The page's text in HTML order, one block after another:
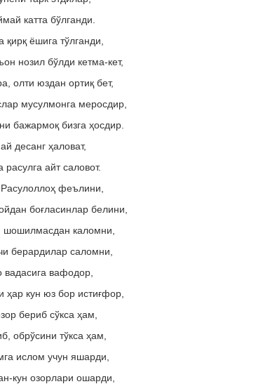
катта бўлганди.
ёшига тўлганди,
нозил бўлди кетма-кет,
олти юздан ортиқ бет,
мусулмонга меросдир,
бажармоқ бизга ҳосдир.
десанг ҳаловат,
айт саловот.
феълини,
боғласинлар белини,
шошилмасдан каломни,
берардилар саломни,
вадасига вафодор,
ҳар кун юз бор истиғфор,
бериб сўкса ҳам,
обрўсини тўкса ҳам,
ислом учун яшарди,
кун озорлари ошарди,